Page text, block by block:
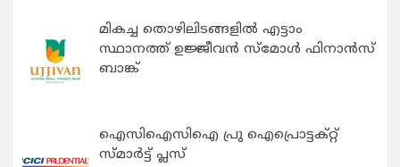
മികച്ച തൊഴിലിടങ്ങളിൽ എട്ടാം
സ്ഥാനത്ത് ഉജ്ജീവൻ സ്മോൾ ഫിനാൻസ്
ബാങ്ക്
ഐസിഐസിഐ പ്രു ഐപ്രൊട്ടക്റ്റ്
സ്മാർട്ട് പ്ലസ്